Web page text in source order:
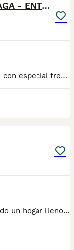
CHIHUAHUAS MINIATURA - MALAGA - ENTREGA
🚚 Realizamos entregas en toda España, con especial frecuencia en **Andalucía**: Sevilla, Málaga, Cádiz, Córdoba, Granada, Jaén, Huelva y Almería. También entregamos habitualmente en Marbella, Jerez de la Frontera, Estepona, Fuengirola, Benalmádena, Mijas, Dos Hermanas y cualquier punto de España. **Entrega 100% a contrarreembolso.** No tendrás que adelantar el importe del cachorro. Lo recibirás en la puerta de tu casa mediante transporte especializado y podrás comprobar que todo está correcto antes de realizar el pago. Nuestros cachorros se entregan: Vacunados y desparasitados según su edad. Con microchip, cartilla veterinaria y documentación al día. Revisados veterinariamente antes de salir de nuestras instalaciones. Procedentes de excelentes líneas, seleccionadas por salud, carácter y morfología. Perfectamente socializados y acostumbrados al contacto diario con personas. ✅ Iniciados en el aprendizaje para hacer sus necesidades sobre empapador, facilitando su adaptación al nuevo hogar. ✅ Con asesoramiento personalizado antes y después de la entrega. Nuestro objetivo no es vender un cachorro más. Queremos que cada familia reciba un compañero sano, equilibrado y criado con el máximo cuidado desde el primer día. 📩 Si deseas fotografías, vídeos o más información, escríbenos por privado. Estaremos encantados de ayudarte a encontrar el compañero perfecto670864332 . .
¡Hermosos cachorros Chihuahua buscando un hogar lleno de amor! ❤️ ✨ Excelente calidad. ✨ Muy juguetones, cariñosos y sociables. ✨ Ideales para compañía. ✨ Tamaño pequeño, perfectos para casa o departamento. 📍 Se entregan sanos y en excelentes condiciones. 📲 Para más información sobre disponibilidad, precio y apartados, envía mensaje privado o comunícate al 624 082 2074. ¡No pierdas la oportunidad de llevar a casa un pequeño compañero que llenará tu vida de amor! 🐾💙